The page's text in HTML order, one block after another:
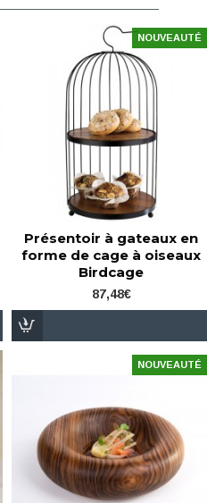
NOUVEAUTÉ
Présentoir à gateaux en
forme de cage à oiseaux
Birdcage
87,48€
NOUVEAUTÉ